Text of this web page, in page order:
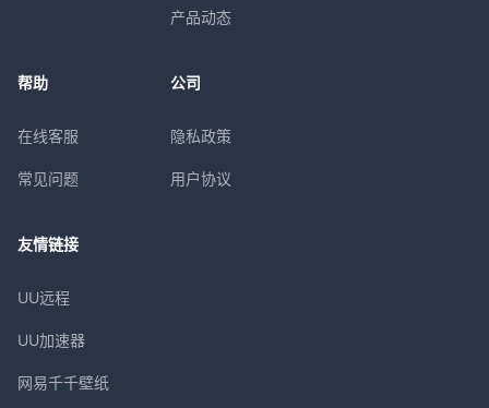
产品动态
帮助
在线客服
常见问题
公司
隐私政策
用户协议
友情链接
UU远程
UU加速器
网易千千壁纸